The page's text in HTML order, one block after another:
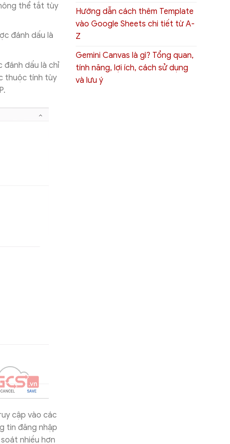
thể tắt tùy
đánh dấu là
đánh dấu là chỉ
thuộc tính tùy
cập vào các
tin đăng nhập
nhiều hơn
Hướng dẫn cách thêm Template
vào Google Sheets chi tiết từ A-
Z
Gemini Canvas là gì? Tổng quan,
tính năng, lợi ích, cách sử dụng
và lưu ý